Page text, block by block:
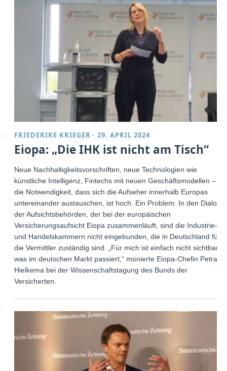
FRIEDERIKE KRIEGER ·29. APRIL 2024
Eiopa: „Die IHK ist nicht am Tisch“
Neue Nachhaltigkeitsvorschriften, neue Technologien wie
künstliche Intelligenz, Fintechs mit neuen Geschäftsmodellen –
die Notwendigkeit, dass sich die Aufseher innerhalb Europas
untereinander austauschen, ist hoch. Ein Problem: In den Dialog
der Aufsichtsbehörden, der bei der europäischen
Versicherungsaufsicht Eiopa zusammenläuft, sind die Industrie-
und Handelskammern nicht eingebunden, die in Deutschland für
die Vermittler zuständig sind. „Für mich ist einfach nicht sichtbar,
was im deutschen Markt passiert,“ monierte Eiopa-Chefin Petra
Hielkema bei der Wissenschaftstagung des Bunds der
Versicherten.